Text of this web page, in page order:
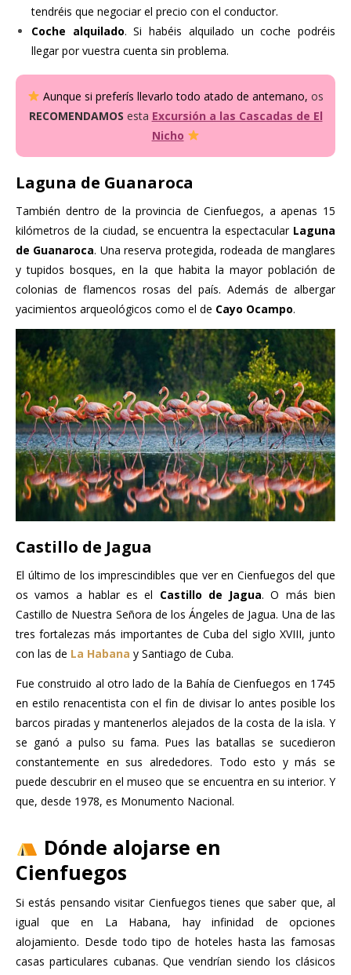
tendréis que negociar el precio con el conductor.
Coche alquilado. Si habéis alquilado un coche podréis
llegar por vuestra cuenta sin problema.
Aunque si preferís llevarlo todo atado de antemano, os
RECOMENDAMOS esta Excursión a las Cascadas de El
Nicho
Laguna de Guanaroca
También dentro de la provincia de Cienfuegos, a apenas 15
kilómetros de la ciudad, se encuentra la espectacular Laguna
de Guanaroca. Una reserva protegida, rodeada de manglares
y tupidos bosques, en la que habita la mayor población de
colonias de flamencos rosas del país. Además de albergar
yacimientos arqueológicos como el de Cayo Ocampo.
Castillo de Jagua
El último de los imprescindibles que ver en Cienfuegos del que
os vamos a hablar es el Castillo de Jagua. O más bien
Castillo de Nuestra Señora de los Ángeles de Jagua. Una de las
tres fortalezas más importantes de Cuba del siglo XVIII, junto
con las de La Habana y Santiago de Cuba.
Fue construido al otro lado de la Bahía de Cienfuegos en 1745
en estilo renacentista con el fin de divisar lo antes posible los
barcos piradas y mantenerlos alejados de la costa de la isla. Y
se ganó a pulso su fama. Pues las batallas se sucedieron
constantemente en sus alrededores. Todo esto y más se
puede descubrir en el museo que se encuentra en su interior. Y
que, desde 1978, es Monumento Nacional.
Dónde alojarse en
Cienfuegos
Si estás pensando visitar Cienfuegos tienes que saber que, al
igual que en La Habana, hay infinidad de opciones
alojamiento. Desde todo tipo de hoteles hasta las famosas
casas particulares cubanas. Que vendrían siendo los clásicos